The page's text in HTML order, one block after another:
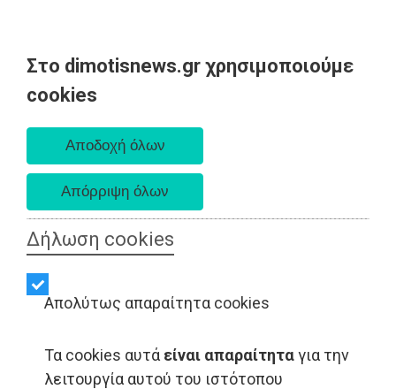
Στο dimotisnews.gr χρησιμοποιούμε
cookies
Δήλωση cookies
Απολύτως απαραίτητα cookies
Τα cookies αυτά είναι απαραίτηταγια την
λειτουργία αυτού του ιστότοπου
ΑΥΤΟΔΙΟΙΚΗΣΗ - Ραφήνα